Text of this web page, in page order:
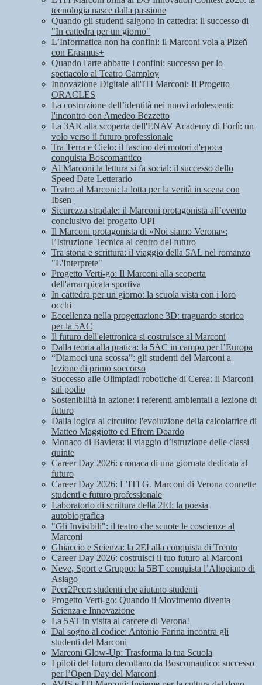
tecnologia nasce dalla passione
Quando gli studenti salgono in cattedra: il successo di
"In cattedra per un giorno"
L’Informatica non ha confini: il Marconi vola a Plzeň
con Erasmus+
Quando l'arte abbatte i confini: successo per lo
spettacolo al Teatro Camploy
Innovazione Digitale all'ITI Marconi: Il Progetto
ORACLES
La costruzione dell’identità nei nuovi adolescenti:
l'incontro con Amedeo Bezzetto
La 3AR alla scoperta dell'ENAV Academy di Forlì: un
volo verso il futuro professionale
Tra Terra e Cielo: il fascino dei motori d'epoca
conquista Boscomantico
Al Marconi la lettura si fa social: il successo dello
Speed Date Letterario
Teatro al Marconi: la lotta per la verità in scena con
Ibsen
Sicurezza stradale: il Marconi protagonista all’evento
conclusivo del progetto UPI
Il Marconi protagonista di «Noi siamo Verona»:
l’Istruzione Tecnica al centro del futuro
Tra storia e scrittura: il viaggio della 5AL nel romanzo
"L'Interprete"
Progetto Verti-go: Il Marconi alla scoperta
dell'arrampicata sportiva
In cattedra per un giorno: la scuola vista con i loro
occhi
Eccellenza nella progettazione 3D: traguardo storico
per la 5AC
Il futuro dell'elettronica si costruisce al Marconi
Dalla teoria alla pratica: la 5AC in campo per l’Europa
“Diamoci una scossa”: gli studenti del Marconi a
lezione di primo soccorso
Successo alle Olimpiadi robotiche di Cerea: Il Marconi
sul podio
Sostenibilità in azione: i referenti ambientali a lezione di
futuro
Dalla logica al circuito: l'evoluzione della calcolatrice di
Matteo Maggiotto ed Efrem Doardo
Monaco di Baviera: il viaggio d’istruzione delle classi
quinte
Career Day 2026: cronaca di una giornata dedicata al
futuro
Career Day 2026: L’ITI G. Marconi di Verona connette
studenti e futuro professionale
Laboratorio di scrittura della 2EI: la poesia
autobiografica
"Gli Invisibili": il teatro che scuote le coscienze al
Marconi
Ghiaccio e Scienza: la 2EI alla conquista di Trento
Career Day 2026: costruisci il tuo futuro al Marconi
Neve, Sport e Gruppo: la 5BT conquista l’Altopiano di
Asiago
Peer2Peer: studenti che aiutano studenti
Progetto Verti-go: Quando il Movimento diventa
Scienza e Innovazione
La 5AT in visita al carcere di Verona!
Dal sogno al codice: Antonio Farina incontra gli
studenti del Marconi
Marconi Glow-Up: Trasforma la tua Scuola
I piloti del futuro decollano da Boscomantico: successo
per l’Open Day del Marconi